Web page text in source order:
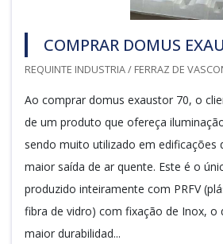
COMPRAR DOMUS
REQUINTE INDUSTRIA / FERRAZ DE
Ao comprar domus exaustor 70, o
de um produto que ofereça
sendo muito utilizado em edificações
maior saída de ar quente. Este é o
produzido inteiramente com PRFV
fibra de vidro) com fixação de Inox, o
maior durabilidad...